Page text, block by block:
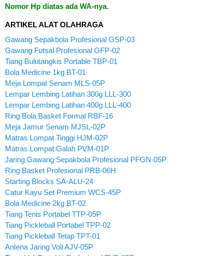
Nomor Hp diatas ada WA-nya.
ARTIKEL ALAT OLAHRAGA
Gawang Sepakbola Profesional GSP-03
Gawang Futsal Profesional GFP-02
Tiang Bulutangkis Portable TBP-01
Bola Medicine 1kg BT-01
Meja Lompat Senam MLS-05P
Lempar Lembing Latihan 300g LLL-300
Lempar Lembing Latihan 400g LLL-400
Ring Bola Basket Formal RBF-16
Meja Jamur Senam MJSL-02P
Matras Lompat Tinggi HJM-02P
Matras Lompat Galah PVM-01P
Jaring Gawang Sepakbola Profesional PFGN-05P
Ring Basket Profesional PRB-06H
Starting Blocks SA-ALU-24
Catur Kayu Set Premium WCS-45P
Bola Medicine 2kg BT-02
Tiang Tenis Portabel TTP-05P
Tiang Pickleball Portabel TPP-02
Tiang Pickleball Tetap TPT-01
Antena Jaring Voli AJV-05P